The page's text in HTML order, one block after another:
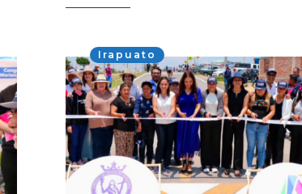
Irapuato